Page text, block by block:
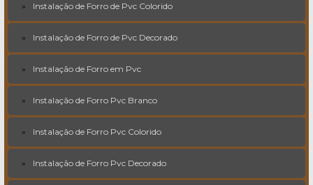
Instalação de Forro de Pvc Colorido
Instalação de Forro de Pvc Decorado
Instalação de Forro em Pvc
Instalação de Forro Pvc Branco
Instalação de Forro Pvc Colorido
Instalação de Forro Pvc Decorado